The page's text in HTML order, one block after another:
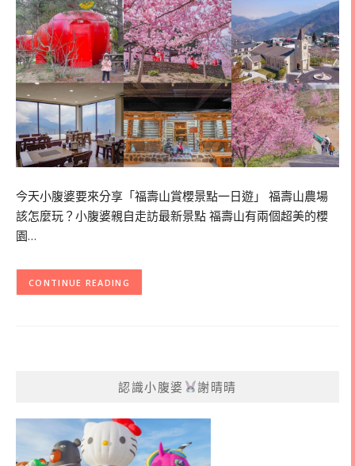
今天小腹婆要來分享「福壽山賞櫻景點一日遊」 福壽山農場
該怎麼玩？小腹婆親自走訪最新景點 福壽山有兩個超美的櫻
園…
CONTINUE READING
認識小腹婆 謝晴晴